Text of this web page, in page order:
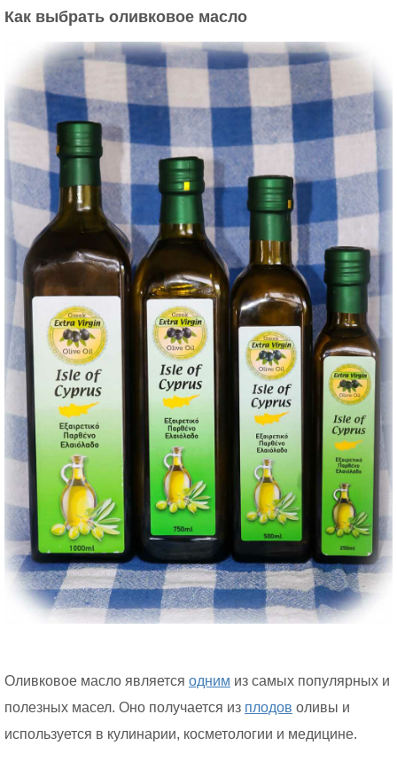
Как выбрать оливковое масло
Оливковое масло является одним из самых популярных и
полезных масел. Оно получается из плодов оливы и
используется в кулинарии, косметологии и медицине.